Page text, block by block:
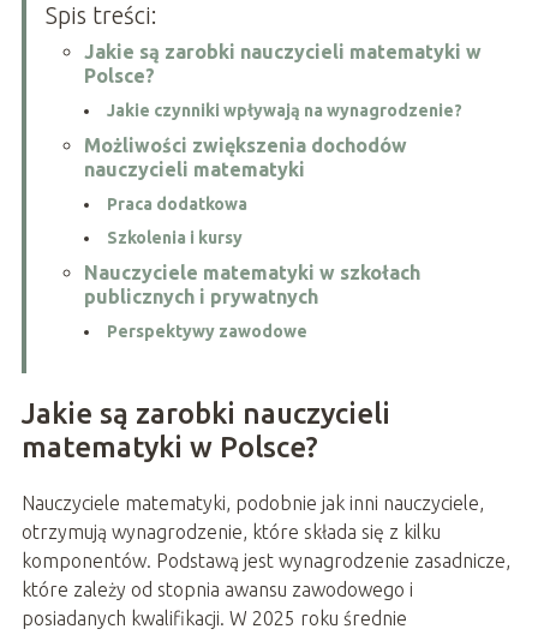
Spis treści:
Jakie są zarobki nauczycieli matematyki w
Polsce?
Jakie czynniki wpływają na wynagrodzenie?
Możliwości zwiększenia dochodów
nauczycieli matematyki
Praca dodatkowa
Szkolenia i kursy
Nauczyciele matematyki w szkołach
publicznych i prywatnych
Perspektywy zawodowe
Jakie są zarobki nauczycieli
matematyki w Polsce?
Nauczyciele matematyki, podobnie jak inni nauczyciele,
otrzymują wynagrodzenie, które składa się z kilku
komponentów. Podstawą jest wynagrodzenie zasadnicze,
które zależy od stopnia awansu zawodowego i
posiadanych kwalifikacji. W 2025 roku średnie